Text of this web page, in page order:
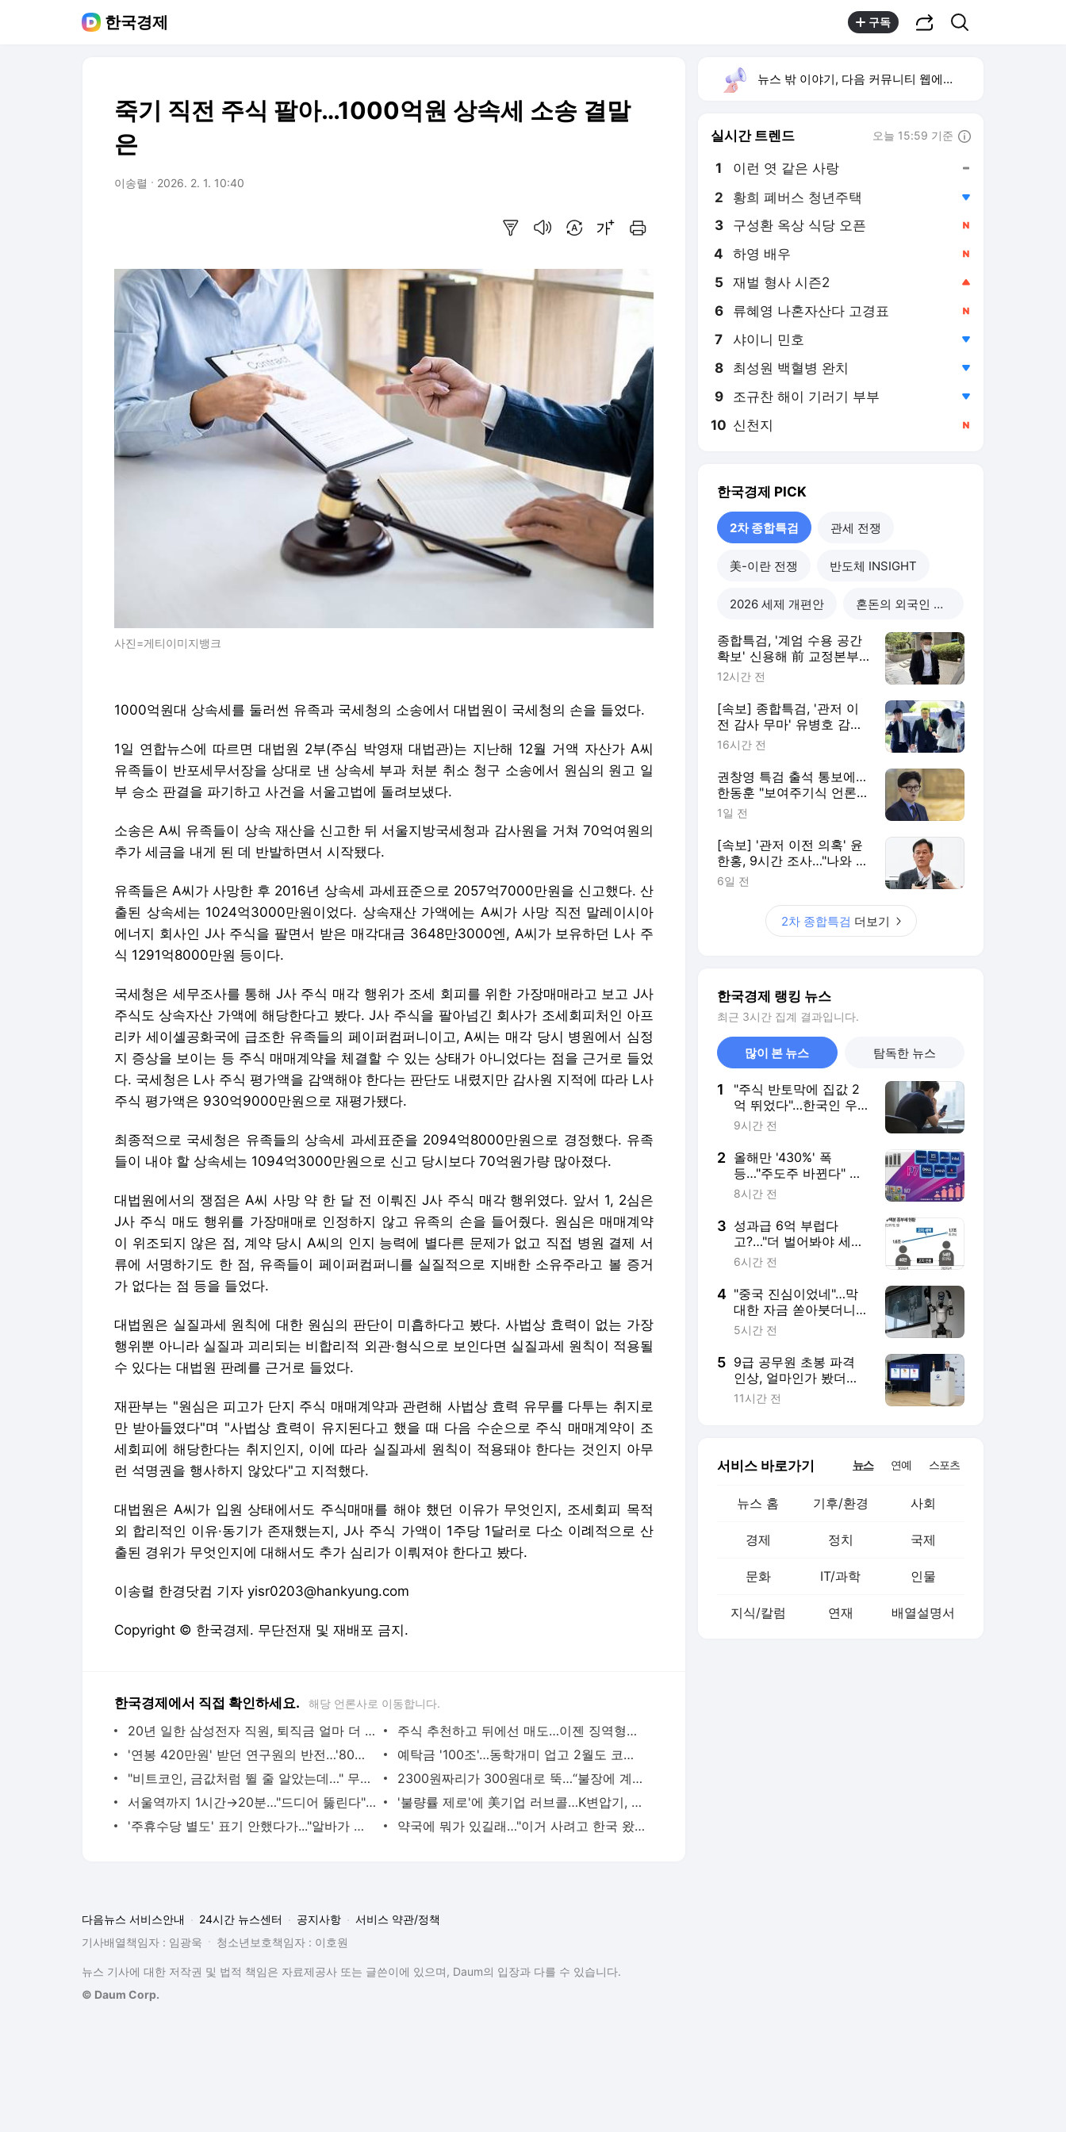
한국경제 구독
죽기 직전 주식 팔아…1000억원 상속세 소송 결말
은
이송렬 2026. 2. 1. 10:40
사진=게티이미지뱅크
1000억원대 상속세를 둘러썬 유족과 국세청의 소송에서 대법원이 국세청의 손을 들었다.
1일 연합뉴스에 따르면 대법원 2부(주심 박영재 대법관)는 지난해 12월 거액 자산가 A씨
유족들이 반포세무서장을 상대로 낸 상속세 부과 처분 취소 청구 소송에서 원심의 원고 일
부 승소 판결을 파기하고 사건을 서울고법에 돌려보냈다.
소송은 A씨 유족들이 상속 재산을 신고한 뒤 서울지방국세청과 감사원을 거쳐 70억여원의
추가 세금을 내게 된 데 반발하면서 시작됐다.
유족들은 A씨가 사망한 후 2016년 상속세 과세표준으로 2057억7000만원을 신고했다. 산
출된 상속세는 1024억3000만원이었다. 상속재산 가액에는 A씨가 사망 직전 말레이시아
에너지 회사인 J사 주식을 팔면서 받은 매각대금 3648만3000엔, A씨가 보유하던 L사 주
식 1291억8000만원 등이다.
국세청은 세무조사를 통해 J사 주식 매각 행위가 조세 회피를 위한 가장매매라고 보고 J사
주식도 상속자산 가액에 해당한다고 봤다. J사 주식을 팔아넘긴 회사가 조세회피처인 아프
리카 세이셸공화국에 급조한 유족들의 페이퍼컴퍼니이고, A씨는 매각 당시 병원에서 심정
지 증상을 보이는 등 주식 매매계약을 체결할 수 있는 상태가 아니었다는 점을 근거로 들었
다. 국세청은 L사 주식 평가액을 감액해야 한다는 판단도 내렸지만 감사원 지적에 따라 L사
주식 평가액은 930억9000만원으로 재평가됐다.
최종적으로 국세청은 유족들의 상속세 과세표준을 2094억8000만원으로 경정했다. 유족
들이 내야 할 상속세는 1094억3000만원으로 신고 당시보다 70억원가량 많아졌다.
대법원에서의 쟁점은 A씨 사망 약 한 달 전 이뤄진 J사 주식 매각 행위였다. 앞서 1, 2심은
J사 주식 매도 행위를 가장매매로 인정하지 않고 유족의 손을 들어줬다. 원심은 매매계약
이 위조되지 않은 점, 계약 당시 A씨의 인지 능력에 별다른 문제가 없고 직접 병원 결제 서
류에 서명하기도 한 점, 유족들이 페이퍼컴퍼니를 실질적으로 지배한 소유주라고 볼 증거
가 없다는 점 등을 들었다.
대법원은 실질과세 원칙에 대한 원심의 판단이 미흡하다고 봤다. 사법상 효력이 없는 가장
행위뿐 아니라 실질과 괴리되는 비합리적 외관·형식으로 보인다면 실질과세 원칙이 적용될
수 있다는 대법원 판례를 근거로 들었다.
재판부는 "원심은 피고가 단지 주식 매매계약과 관련해 사법상 효력 유무를 다투는 취지로
만 받아들였다"며 "사법상 효력이 유지된다고 했을 때 다음 수순으로 주식 매매계약이 조
세회피에 해당한다는 취지인지, 이에 따라 실질과세 원칙이 적용돼야 한다는 것인지 아무
런 석명권을 행사하지 않았다"고 지적했다.
대법원은 A씨가 입원 상태에서도 주식매매를 해야 했던 이유가 무엇인지, 조세회피 목적
외 합리적인 이유·동기가 존재했는지, J사 주식 가액이 1주당 1달러로 다소 이례적으로 산
출된 경위가 무엇인지에 대해서도 추가 심리가 이뤄져야 한다고 봤다.
이송렬 한경닷컴 기자 yisr0203@hankyung.com
Copyright © 한국경제. 무단전재 및 재배포 금지.
한국경제에서 직접 확인하세요. 해당 언론사로 이동합니다.
20년 일한 삼성전자 직원, 퇴직금 얼마 더 받길래…'깜짝' [곽용희의 인사노무노트]
주식 추천하고 뒤에선 매도…이젠 징역형입니다[박주연의 여의도 나침반]
'연봉 420만원' 받던 연구원의 반전…'80억 주식부자' 올랐다 [윤현주의 主食이 주식]
예탁금 '100조'…동학개미 업고 2월도 코스피 날까 [주간전망]
"비트코인, 금값처럼 뛸 줄 알았는데…" 무서운 경고 나왔다
2300원짜리가 300원대로 뚝…“불장에 계좌가 녹고 있어요”[윤현주의 主食이 주식]
서울역까지 1시간→20분…"드디어 뚫린다" 교통호재에 들썩
'불량률 제로'에 美기업 러브콜…K변압기, 15년 만에 시장 점령
'주휴수당 별도' 표기 안했다가..."알바가 시급 20% 더 달래요"[사장님 고충백서]
약국에 뭐가 있길래…"이거 사려고 한국 왔다" 외국인 천지 [현장+]
뉴스 밖 이야기, 다음 커뮤니티 웹에서 보기
실시간 트렌드 오늘 15:59 기준
1 이런 엿 같은 사랑
2 황희 폐버스 청년주택
3 구성환 옥상 식당 오픈
4 하영 배우
5 재벌 형사 시즌2
6 류혜영 나혼자산다 고경표
7 샤이니 민호
8 최성원 백혈병 완치
9 조규찬 해이 기러기 부부
10 신천지
한국경제 PICK
2차 종합특검 관세 전쟁
美-이란 전쟁 반도체 INSIGHT
2026 세제 개편안 혼돈의 외국인 고용시장
종합특검, '계엄 수용 공간
확보' 신용해 前 교정본부
장 불구속 기소
12시간 전
[속보] 종합특검, '관저 이
전 감사 무마' 유병호 감사
위원 구속 기소
16시간 전
권창영 특검 출석 통보에…
한동훈 "보여주기식 언론플
레이"
1일 전
[속보] '관저 이전 의혹' 윤
한홍, 9시간 조사…"나와 관
련 없다"
6일 전
2차 종합특검 더보기
한국경제 랭킹 뉴스
최근 3시간 집계 결과입니다.
많이 본 뉴스 탐독한 뉴스
1
"주식 반토막에 집값 2
억 뛰었다"…한국인 우
울증 역대 최대
9시간 전
2 올해만 '430%' 폭
등…"주도주 바뀐다" 개
미들 몰려간 곳
8시간 전
3 성과급 6억 부럽다
고?…"더 벌어봐야 세금
만 나간다" 한탄
6시간 전
4 "중국 진심이었네"…막
대한 자금 쏟아붓더니
'드림팀' 만들었다 [분석
5시간 전
5 9급 공무원 초봉 파격
인상, 얼마인가 봤더
니…'깜짝'
11시간 전
서비스 바로가기 뉴스 연예 스포츠
뉴스 홈 기후/환경 사회
경제 정치 국제
문화 IT/과학 인물
지식/칼럼 연재 배열설명서
다음뉴스 서비스안내 24시간 뉴스센터 공지사항
서비스 약관/정책
기사배열책임자 : 임광욱
청소년보호책임자 : 이호원
뉴스 기사에 대한 저작권 및 법적 책임은 자료제공사 또는 글쓴이에 있으며, Daum의 입장과 다를 수 있습니다.
© Daum Corp.